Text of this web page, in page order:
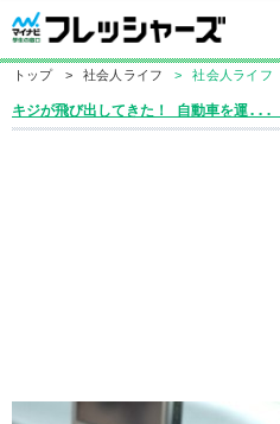
トップ > 社会人ライフ > 社会人ライフ
キジが飛び出してきた！ 自動車を運...